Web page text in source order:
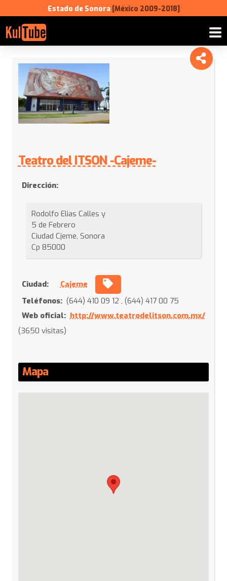
Estado de Sonora [México 2009-2018]
ITSON
Cajeme-
Teatro del ITSON -Cajeme-
Dirección:
Rodolfo Elias Calles y
5 de Febrero
Ciudad Cjeme, Sonora
Cp 85000
Ciudad:
Cajeme
Teléfonos: (644) 410 09 12 , (644) 417 00 75
Web oficial: http://www.teatrodelitson.com.mx/
(3650 visitas)
Mapa